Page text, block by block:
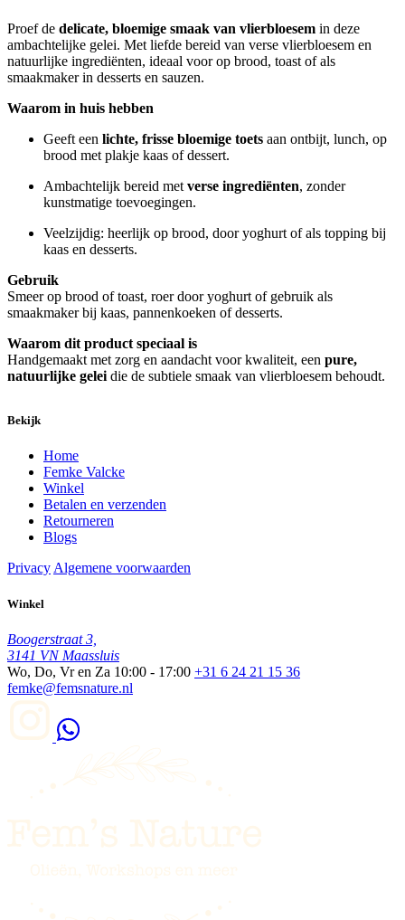
Proef de delicate, bloemige smaak van vlierbloesem in deze
ambachtelijke gelei. Met liefde bereid van verse vlierbloesem en
natuurlijke ingrediënten, ideaal voor op brood, toast of als
smaakmaker in desserts en sauzen.
Waarom in huis hebben
Geeft een lichte, frisse bloemige toets aan ontbijt, lunch, op
brood met plakje kaas of dessert.
Ambachtelijk bereid met verse ingrediënten, zonder
kunstmatige toevoegingen.
Veelzijdig: heerlijk op brood, door yoghurt of als topping bij
kaas en desserts.
Gebruik
Smeer op brood of toast, roer door yoghurt of gebruik als
smaakmaker bij kaas, pannenkoeken of desserts.
Waarom dit product speciaal is
Handgemaakt met zorg en aandacht voor kwaliteit, een pure,
natuurlijke gelei die de subtiele smaak van vlierbloesem behoudt.
Bekijk
Home
Femke Valcke
Winkel
Betalen en verzenden
Retourneren
Blogs
PrivacyAlgemene voorwaarden
Winkel
Boogerstraat 3,
3141 VN Maassluis
Wo, Do, Vr en Za 10:00 - 17:00 +31 6 24 21 15 36
femke@femsnature.nl